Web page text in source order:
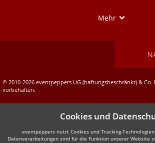
Mehr
© 2010-2026 eventpeppers UG (haftungsbeschränkt) & Co.
vorbehalten.
Cookies und
eventpeppers nutzt Cookies und Tracking-
Datenverarbeitungen sind für die Funktion unserer Website